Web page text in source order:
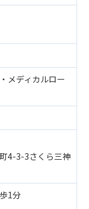
メディカルロー
4-3-3さくら三神
1分